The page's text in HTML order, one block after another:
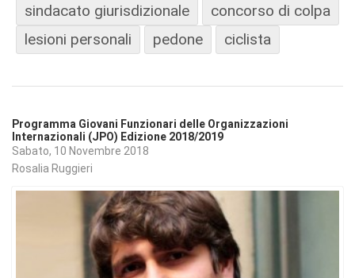
sindacato giurisdizionale
concorso di colpa
lesioni personali
pedone ciclista
Programma Giovani Funzionari delle Organizzazioni
Internazionali (JPO) Edizione 2018/2019
Sabato, 10 Novembre 2018
Rosalia Ruggieri